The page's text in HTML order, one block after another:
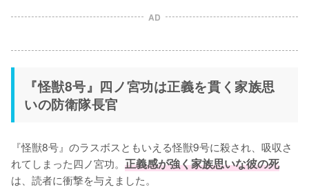
AD
『怪獣8号』四ノ宮功は正義を貫く家族思
いの防衛隊長官
『怪獣8号』のラスボスともいえる怪獣9号に殺され、吸収さ
れてしまった四ノ宮功。 正義感が強く家族思いな彼の死
は、読者に衝撃を与えました。